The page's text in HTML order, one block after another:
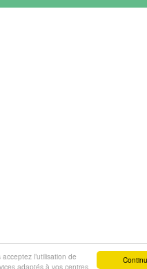
l’utilisation de
adaptés à vos centres